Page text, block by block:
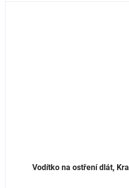
Vodítko na ostření dlát,